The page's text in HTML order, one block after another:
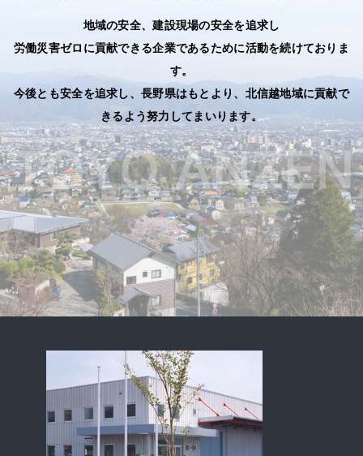
地域の安全、建設現場の安全を追求し
労働災害ゼロに貢献できる企業であるために活動を続けておりま
す。
今後とも安全を追求し、長野県はもとより、北信越地域に貢献で
きるよう努力してまいります。